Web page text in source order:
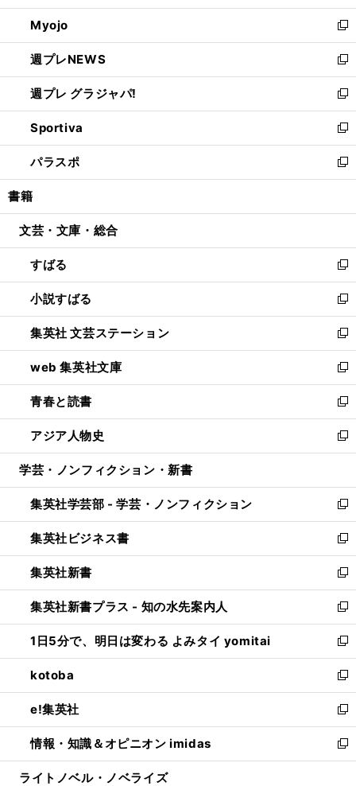
開
く
ウ
で
開
く
ン
ド
ウ
で
開
く
ウ
ィ
ン
ド
ウ
で
開
く
Myojo
新
し
い
ウ
ィ
ン
ド
ウ
で
開
週プレNEWS
新
し
い
ウ
ィ
ン
ド
ウ
開
週プレ グラジャパ!
新
し
い
ウ
ィ
ン
ウ
開
く
Sportiva
新
し
い
ウ
ン
ウ
で
開
く
パラスポ
新
し
ウ
ン
ド
ウ
で
開
く
書籍
文芸・文庫・総合
すばる
新
し
い
ウ
ィ
ン
ド
ウ
で
開
く
小説すばる
新
し
い
ウ
ィ
ン
ド
ウ
で
開
集英社 文芸ステーション
新
し
い
ウ
ィ
ン
ド
ウ
開
く
web 集英社文庫
新
し
い
ウ
ィ
ン
ウ
で
開
く
青春と読書
新
し
い
ウ
ン
ド
ウ
で
開
く
アジア人物史
新
し
ウ
ィ
ン
ド
ウ
で
開
く
学芸・ノンフィクション・新書
集英社学芸部 - 学芸・ノンフィクション
新
し
い
ウ
ィ
ン
ド
ウ
で
開
く
集英社ビジネス書
新
し
い
ウ
ィ
ン
ド
ウ
で
開
く
集英社新書
新
し
い
ウ
ィ
ン
ド
ウ
で
開
く
集英社新書プラス - 知の水先案内人
新
し
い
ウ
ィ
ン
ド
ウ
で
開
1日5分で、明日は変わる よみタイ yomitai
新
し
い
ウ
ィ
ン
ド
ウ
kotoba
新
し
い
ウ
ィ
ン
e!集英社
新
し
い
ウ
情報・知識＆オピニオン imidas
新
し
ライトノベル・ノベライズ